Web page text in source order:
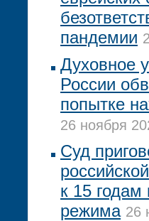
пандемии
Духовное
России
попытке
26 ноября
Суд
к 15 годам
режима 26